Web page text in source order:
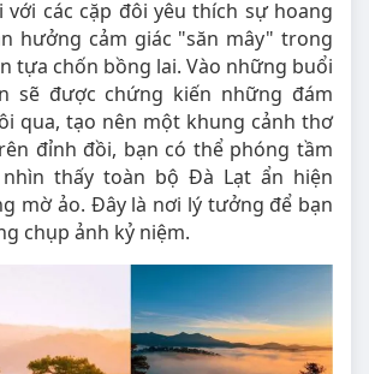
các cặp đôi yêu thích sự hoang
hưởng cảm giác "săn mây" trong
tựa chốn bồng lai. Vào những buổi
sẽ được chứng kiến những đám
qua, tạo nên một khung cảnh thơ
đỉnh đồi, bạn có thể phóng tầm
thấy toàn bộ Đà Lạt ẩn hiện
mờ ảo. Đây là nơi lý tưởng để bạn
chụp ảnh kỷ niệm.